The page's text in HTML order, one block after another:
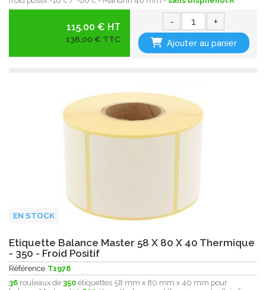
115.00 € HT
138,00 € TTC
- +
Ajouter au panier
EN STOCK
Etiquette Balance Master 58 X 80 X 40 Thermique
- 350 - Froid Positif
Référence T1978
36 rouleaux de 350 étiquettes 58 mm x 80 mm x 40 mm pour